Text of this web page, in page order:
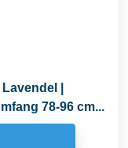
|
78-96 cm...